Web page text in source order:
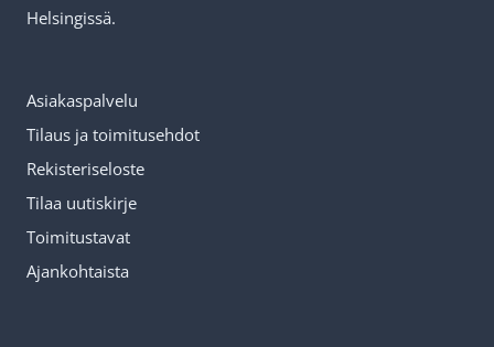
Helsingissä.
Asiakaspalvelu
Tilaus ja toimitusehdot
Rekisteriseloste
Tilaa uutiskirje
Toimitustavat
Ajankohtaista